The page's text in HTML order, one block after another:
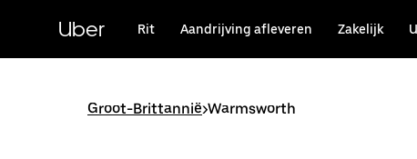
hoofdinhoudUber Rit Aandrijving afleveren Zakelijk
Groot-Brittannië>Warmsworth